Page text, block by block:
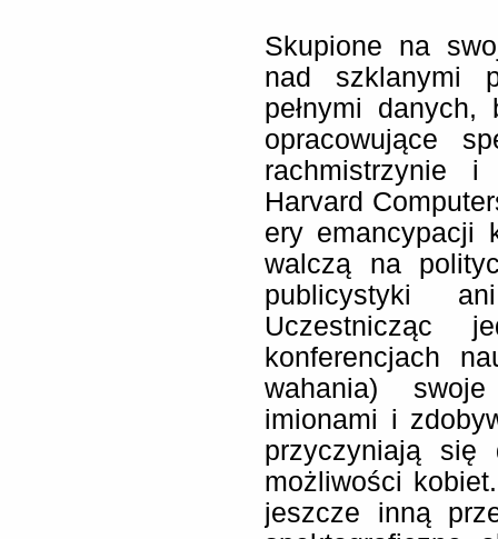
Skupione na
nad szklanymi
pełnymi
opracowujące
rachmistrzynie
Harvard
ery emancypacji
walczą na
publicystyki
Uczestnicząc
konferencjach
wahania)
imionami i
przyczyniają
możliwości
jeszcze inną